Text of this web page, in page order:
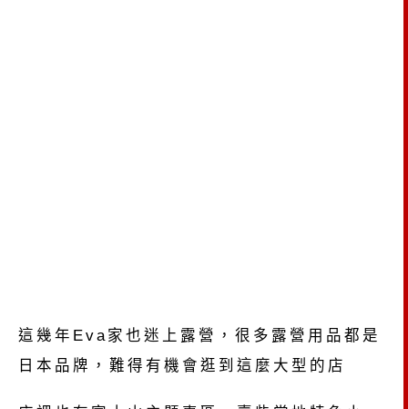
這幾年Eva家也迷上露營，很多露營用品都是
日本品牌，難得有機會逛到這麼大型的店